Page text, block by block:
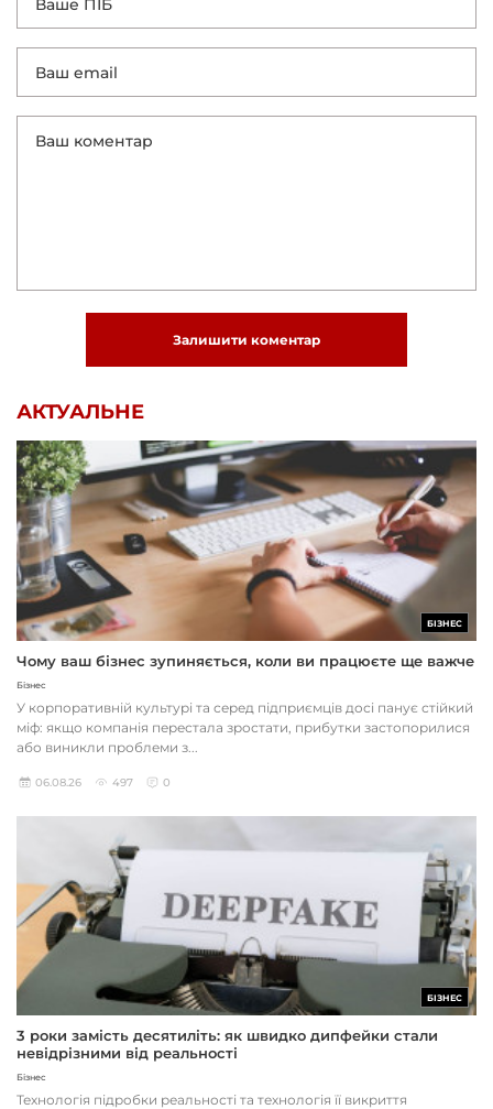
Залишити коментар
АКТУАЛЬНЕ
БІЗНЕС
Чому ваш бізнес зупиняється, коли ви працюєте ще важче
Бізнес
У корпоративній культурі та серед підприємців досі панує стійкий
міф: якщо компанія перестала зростати, прибутки застопорилися
або виникли проблеми з...
06.08.26 497 0
БІЗНЕС
3 роки замість десятиліть: як швидко дипфейки стали
невідрізними від реальності
Бізнес
Технологія підробки реальності та технологія її викриття